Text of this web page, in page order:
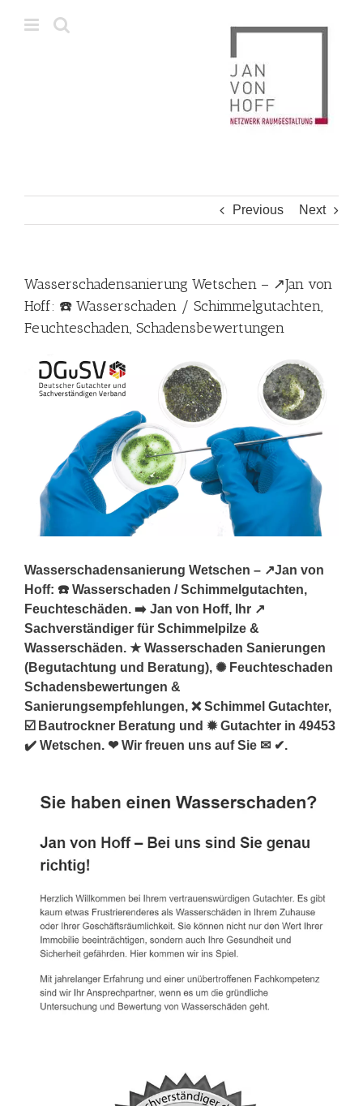
Previous Next
Wasserschadensanierung Wetschen – ↗️Jan von
Hoff: ☎️ Wasserschaden / Schimmelgutachten,
Feuchteschaden, Schadensbewertungen
Wasserschadensanierung Wetschen – ↗️Jan von
Hoff: ☎️ Wasserschaden / Schimmelgutachten,
Feuchteschäden. ➡️ Jan von Hoff, Ihr ↗️
Sachverständiger für Schimmelpilze &
Wasserschäden. ★ Wasserschaden Sanierungen
(Begutachtung und Beratung), ✺ Feuchteschaden
Schadensbewertungen &
Sanierungsempfehlungen, ❌ Schimmel Gutachter,
☑️ Bautrockner Beratung und ✹ Gutachter in 49453
✔️ Wetschen. ❤ Wir freuen uns auf Sie ✉ ✔.